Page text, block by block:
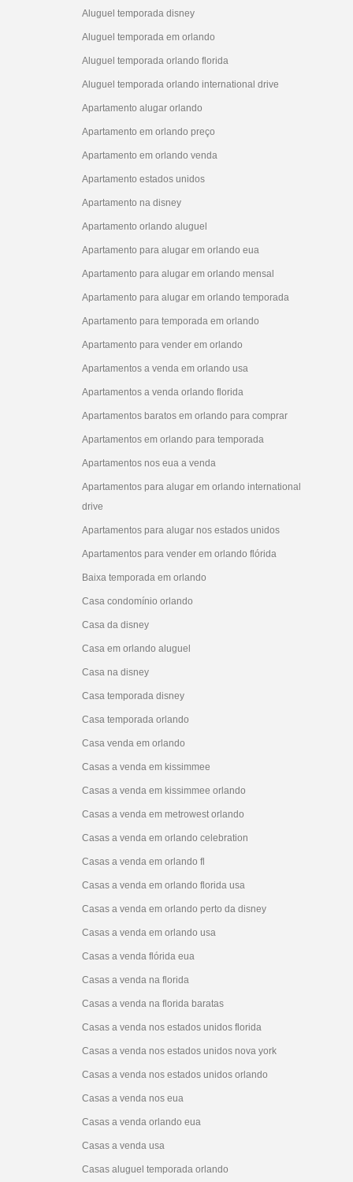
Aluguel temporada disney
Aluguel temporada em orlando
Aluguel temporada orlando florida
Aluguel temporada orlando international drive
Apartamento alugar orlando
Apartamento em orlando preço
Apartamento em orlando venda
Apartamento estados unidos
Apartamento na disney
Apartamento orlando aluguel
Apartamento para alugar em orlando eua
Apartamento para alugar em orlando mensal
Apartamento para alugar em orlando temporada
Apartamento para temporada em orlando
Apartamento para vender em orlando
Apartamentos a venda em orlando usa
Apartamentos a venda orlando florida
Apartamentos baratos em orlando para comprar
Apartamentos em orlando para temporada
Apartamentos nos eua a venda
Apartamentos para alugar em orlando international
drive
Apartamentos para alugar nos estados unidos
Apartamentos para vender em orlando flórida
Baixa temporada em orlando
Casa condomínio orlando
Casa da disney
Casa em orlando aluguel
Casa na disney
Casa temporada disney
Casa temporada orlando
Casa venda em orlando
Casas a venda em kissimmee
Casas a venda em kissimmee orlando
Casas a venda em metrowest orlando
Casas a venda em orlando celebration
Casas a venda em orlando fl
Casas a venda em orlando florida usa
Casas a venda em orlando perto da disney
Casas a venda em orlando usa
Casas a venda flórida eua
Casas a venda na florida
Casas a venda na florida baratas
Casas a venda nos estados unidos florida
Casas a venda nos estados unidos nova york
Casas a venda nos estados unidos orlando
Casas a venda nos eua
Casas a venda orlando eua
Casas a venda usa
Casas aluguel temporada orlando